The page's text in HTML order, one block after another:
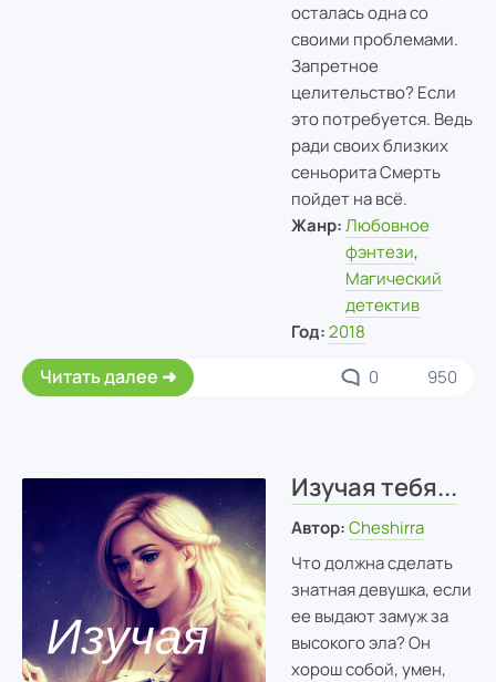
осталась одна со
своими проблемами.
Запретное
целительство? Если
это потребуется. Ведь
ради своих близких
сеньорита Смерть
пойдет на всё.
Жанр: Любовное
фэнтези,
Магический
детектив
Год: 2018
Читать далее 0 950
Изучая тебя...
Автор: Cheshirra
Что должна сделать
знатная девушка, если
ее выдают замуж за
высокого эла? Он
хорош собой, умен,